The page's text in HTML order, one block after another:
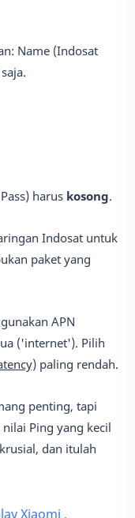
Name (Indosat
harus kosong.
Indosat untuk
paket yang
APN
('internet'). Pilih
paling rendah.
penting, tapi
Ping yang kecil
dan itulah
Xiaomi ,